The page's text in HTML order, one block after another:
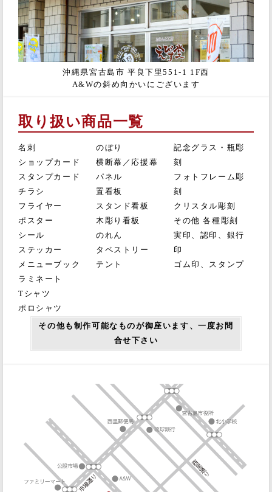
沖縄県宮古島市 平良下里551-1 1F西
A&Wの斜め向かいにございます
取り扱い商品一覧
名刺
ショップカード
スタンプカード
チラシ
フライヤー
ポスター
シール
ステッカー
メニューブック
ラミネート
Tシャツ
ポロシャツ
のぼり
横断幕／応援幕
パネル
置看板
スタンド看板
木彫り看板
のれん
タペストリー
テント
記念グラス・瓶彫
刻
フォトフレーム彫
刻
クリスタル彫刻
その他 各種彫刻
実印、認印、銀行
印
ゴム印、スタンプ
その他も制作可能なものが御座います、一度お問
合せ下さい